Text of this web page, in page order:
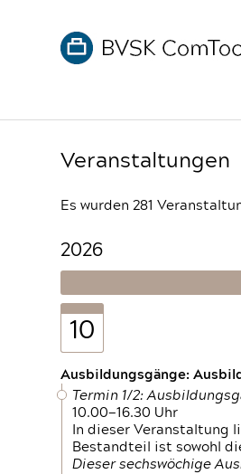
Veranstaltungen
Es wurden 281
2026
10
Ausbildungsgänge:
Termin 1/2:
10.00—16.30 Uhr
In dieser Veranstaltung
Bestandteil ist sowohl
Dieser sechswöchige